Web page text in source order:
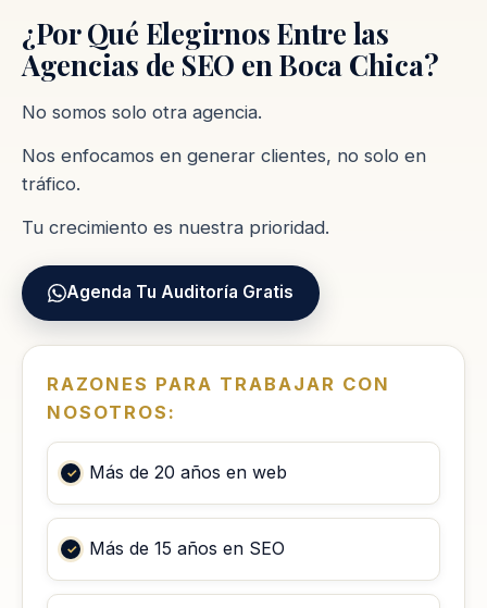
¿Por Qué Elegirnos Entre las
Agencias de SEO en Boca Chica?
No somos solo otra agencia.
Nos enfocamos en generar clientes, no solo en
tráfico.
Tu crecimiento es nuestra prioridad.
Agenda Tu Auditoría Gratis
RAZONES PARA TRABAJAR CON
NOSOTROS:
Más de 20 años en web
Más de 15 años en SEO